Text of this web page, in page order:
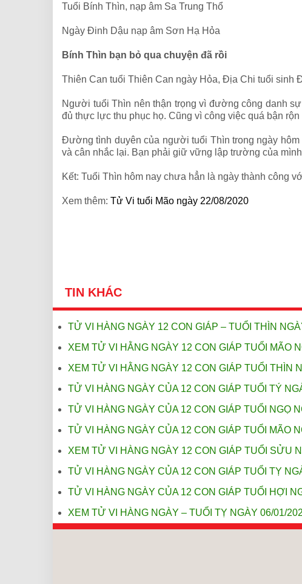
Tuổi Bính Thìn, nạp âm Sa Trung Thổ
Ngày Đinh Dậu nạp âm Sơn Hạ Hỏa
Bính Thìn bạn bỏ qua chuyện đã rồi
Thiên Can tuổi Thiên Can ngày Hỏa, Địa Chi tuổi sinh
Người tuổi Thìn nên thận trọng vì đường công danh
đủ thực lực thu phục họ. Cũng vì công việc quá bận
Đường tình duyên của người tuổi Thìn trong ngày
và cân nhắc lại. Bạn phải giữ vững lập trường của
Kết: Tuổi Thìn hôm nay chưa hẳn là ngày thành công
Xem thêm: Tử Vi tuổi Mão ngày 22/08/2020
TIN KHÁC
TỬ VI HÀNG NGÀY 12 CON GIÁP – TUỔI THÌN
XEM TỬ VI HẰNG NGÀY 12 CON GIÁP TUỔI MÃO
XEM TỬ VI HẰNG NGÀY 12 CON GIÁP TUỔI THÌN
TỬ VI HÀNG NGÀY CỦA 12 CON GIÁP TUỔI TÝ
TỬ VI HÀNG NGÀY CỦA 12 CON GIÁP TUỔI NGỌ
TỬ VI HÀNG NGÀY CỦA 12 CON GIÁP TUỔI MÃO
XEM TỬ VI HÀNG NGÀY 12 CON GIÁP TUỔI SỬU
TỬ VI HÀNG NGÀY CỦA 12 CON GIÁP TUỔI TỴ
TỬ VI HÀNG NGÀY CỦA 12 CON GIÁP TUỔI HỢI
XEM TỬ VI HÀNG NGÀY – TUỔI TỴ NGÀY 06/01/